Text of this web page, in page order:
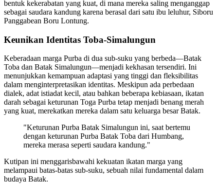
bentuk kekerabatan yang kuat, di mana mereka saling menganggap
sebagai saudara kandung karena berasal dari satu ibu leluhur, Siboru
Panggabean Boru Lontung.
Keunikan Identitas Toba-Simalungun
Keberadaan marga Purba di dua sub-suku yang berbeda—Batak
Toba dan Batak Simalungun—menjadi kekhasan tersendiri. Ini
menunjukkan kemampuan adaptasi yang tinggi dan fleksibilitas
dalam menginterpretasikan identitas. Meskipun ada perbedaan
dialek, adat istiadat kecil, atau bahkan beberapa kebiasaan, ikatan
darah sebagai keturunan Toga Purba tetap menjadi benang merah
yang kuat, merekatkan mereka dalam satu keluarga besar Batak.
"Keturunan Purba Batak Simalungun ini, saat bertemu
dengan keturunan Purba Batak Toba dari Humbang,
mereka merasa seperti saudara kandung."
Kutipan ini menggarisbawahi kekuatan ikatan marga yang
melampaui batas-batas sub-suku, sebuah nilai fundamental dalam
budaya Batak.